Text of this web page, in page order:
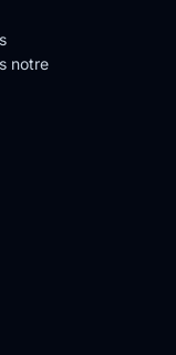
notre